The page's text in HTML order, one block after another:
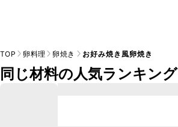
TOP 卵料理 卵焼き お好み焼き風卵焼き
同じ材料の人気ランキング